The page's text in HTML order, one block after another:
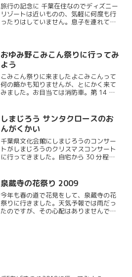
旅行の記念に 千葉在住なのでディズニー
リゾートは近いものの、気軽に何度も行
ったりはしていません。息子を連れて泊
ンドにあるクイーンオブ...
おゆみ野こみこん祭りに行ってみ
よう
こみこん祭りに来ましたよこみこんって
何の略かも知りませんが、とにかく来て
みました。お目当ては消防車。第 14 回
しまじろう サンタクロースのお
んがくかい
千葉県文化会館にしまじろうのコンサー
トがしまじろうのクリスマスコンサート
に行ってきました。自宅から 30 分程度
タイミングでした。
泉蔵寺の花祭り 2009
今年も春の道で花見をして、泉蔵寺の花
祭りに行きました。天気予報では雨だっ
たのですが、その心配はありませんでし